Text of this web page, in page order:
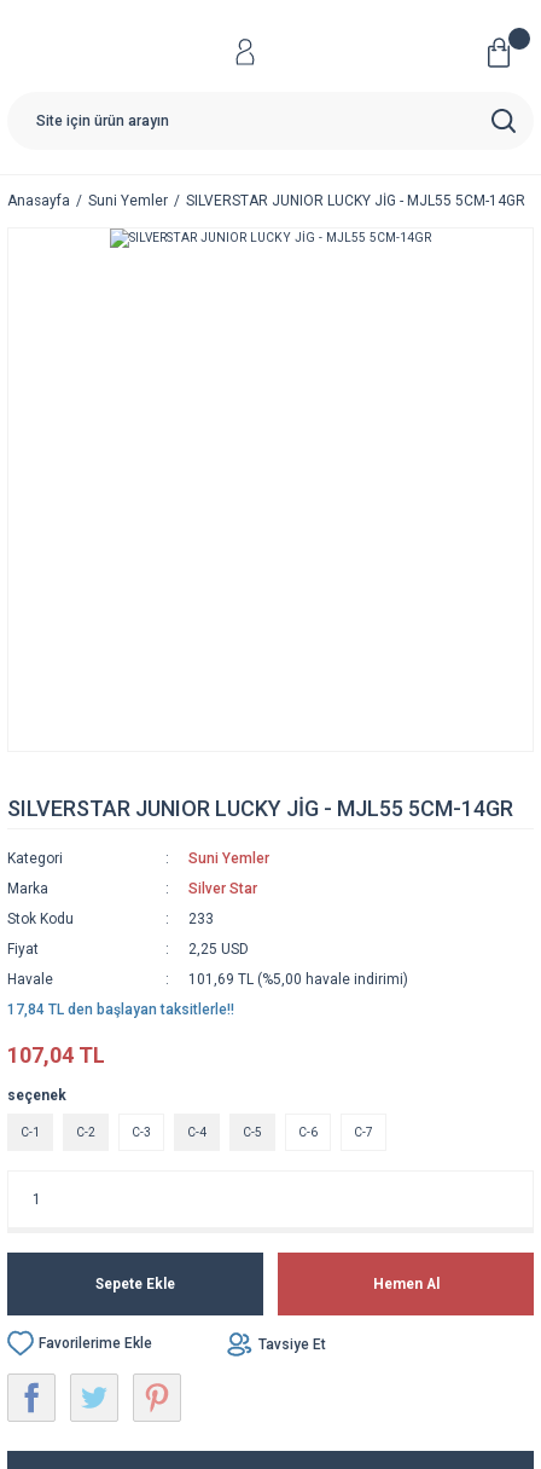
Anasayfa Suni Yemler SILVERSTAR JUNIOR LUCKY JİG - MJL55 5CM-14GR
SILVERSTAR JUNIOR LUCKY JİG - MJL55 5CM-14GR
Kategori
Suni Yemler
Marka
Silver Star
Stok Kodu
233
Fiyat
2,25 USD
Havale
101,69 TL (%5,00 havale indirimi)
17,84 TL den başlayan taksitlerle!!
107,04 TL
seçenek
C-1 C-2 C-3 C-4 C-5 C-6 C-7
Sepete Ekle Hemen Al
Tavsiye Et